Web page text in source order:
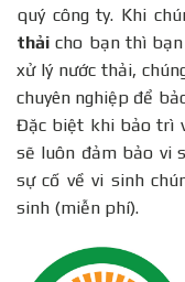
quý công ty. Khi
thảicho bạn thì
xử lý nước thải,
chuyên nghiệp để
Đặc biệt khi bảo trì
sẽ luôn đảm bảo vi
sự cố về vi sinh
sinh (miễn phí).